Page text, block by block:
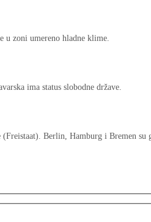
u zoni umereno hladne klime.
ima status slobodne države.
Berlin, Hamburg i Bremen su